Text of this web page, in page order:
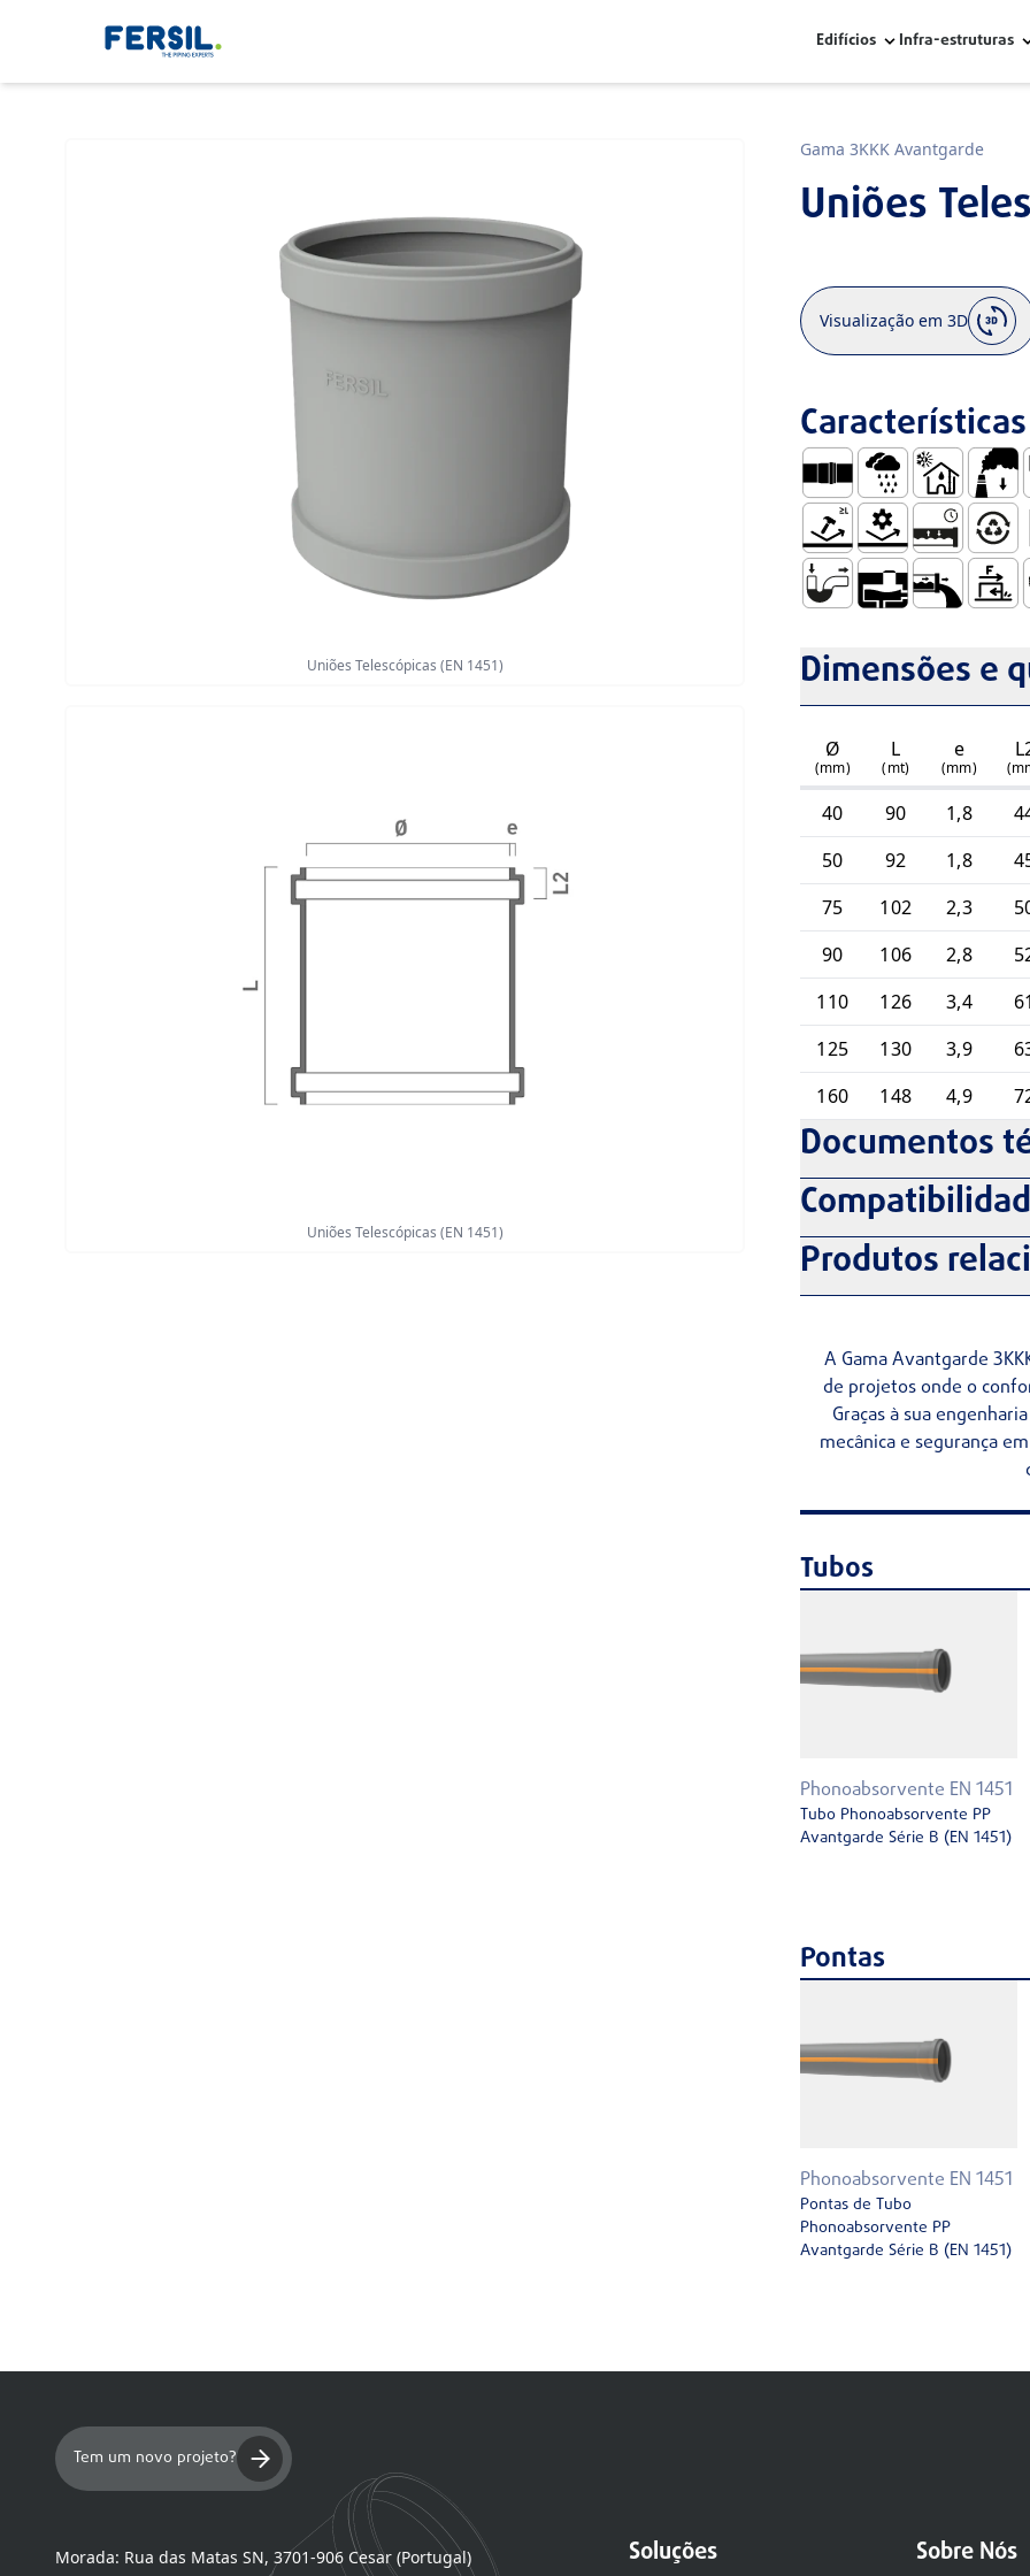
Edifícios Infra-estruturas
Uniões Telescópicas (EN 1451)
Uniões Telescópicas (EN 1451)
Gama 3KKK Avantgarde
Uniões
Visualização em 3D
Características
Embocadura para O-Ring
Águas Pluviais
Uso noBaixa
Resistente ao Impacto –
Resistência
Sistema
Dimensões e
Ø
(mm)
L
(mt)
e
(mm)
40
90 1,8
50
92 1,8
75
102 2,3
90
106 2,8
110
126 3,4 61
125
130 3,9
160
148 4,9
Documentos
Produtos
A Gama Avantgarde
de projetos onde o
Graças à sua
mecânica e segurança
Tubos
Phonoabsorvente EN 1451
Tubo Phonoabsorvente PP
Avantgarde Série B (EN 1451)
Pontas
Phonoabsorvente EN 1451
Pontas de Tubo
Phonoabsorvente PP
Avantgarde Série B (EN 1451)
Tem um novo projeto?
Morada: Rua das Matas SN, 3701-906 Cesar (Portugal)
Soluções Sobre Nós